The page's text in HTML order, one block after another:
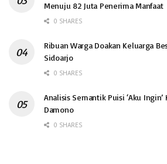
Menuju 82 Juta Penerima Manfaat
0 SHARES
Ribuan Warga Doakan Keluarga
Sidoarjo
0 SHARES
Analisis Semantik Puisi ‘Aku
Damono
0 SHARES